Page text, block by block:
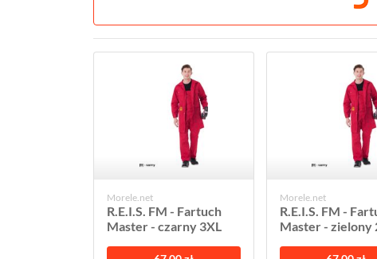
Morele.net
R.E.I.S. FM - Fartuch
Master - czarny 3XL
Morele.net
R.E.I.S. FM -
Master - zielony